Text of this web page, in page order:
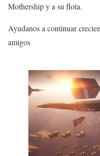
Mothership y a su flota.
Ayudanos a continuar
amigos